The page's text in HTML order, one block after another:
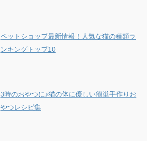
ペットショップ最新情報！人気な猫の種類ラ
ンキングトップ10
3時のおやつに♪猫の体に優しい簡単手作りお
やつレシピ集